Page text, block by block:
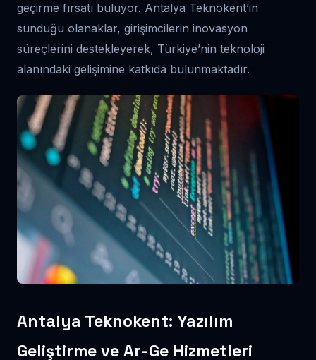
geçirme fırsatı buluyor. Antalya Teknokent’in
sunduğu olanaklar, girişimcilerin inovasyon
süreçlerini destekleyerek, Türkiye’nin teknoloji
alanındaki gelişimine katkıda bulunmaktadır.
Antalya Teknokent: Yazılım
Geliştirme ve Ar-Ge Hizmetleri